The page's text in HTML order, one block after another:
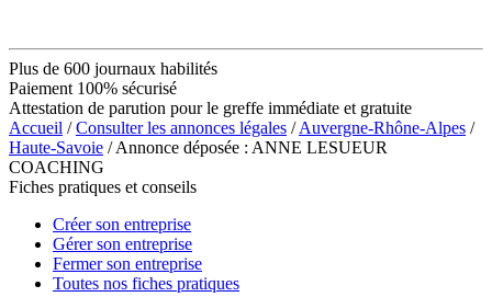
Plus de 600 journaux habilités
Paiement 100% sécurisé
Attestation de parution pour le greffe immédiate et gratuite
Accueil /Consulter les annonces légales /Auvergne-Rhône-Alpes /
Haute-Savoie / Annonce déposée : ANNE LESUEUR
COACHING
Fiches pratiques et conseils
Créer son entreprise
Gérer son entreprise
Fermer son entreprise
Toutes nos fiches pratiques